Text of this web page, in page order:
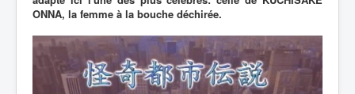
ONNA, la femme à la bouche déchirée.